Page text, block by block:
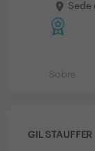
Sede
Sobre
GIL STAUFFER